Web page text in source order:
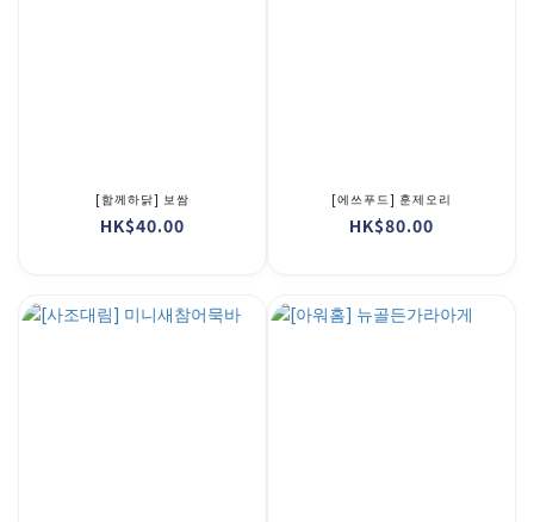
[함께하닭] 보쌈
HK$40.00
[에쓰푸드] 훈제오리
HK$80.00